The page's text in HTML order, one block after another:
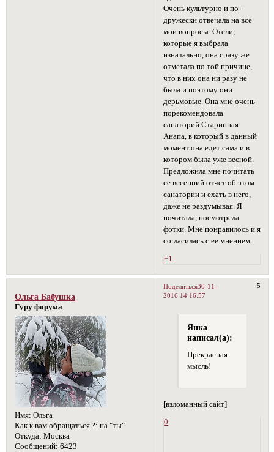
Очень культурно и по-
дружески отвечала на все
мои вопросы. Отели,
которые я выбрала
изначально, она сразу же
отметала по той причине,
что в них она ни разу не
была и поэтому они
дерьмовые. Она мне очень
порекомендовала
санаторий Старинная
Анапа, в который в данный
момент она едет сама и в
котором была уже весной.
Предложила мне почитать
ее весенний отчет об этом
санатории и ехать в него,
даже не раздумывая. Я
почитала, посмотрела
фотки. Мне понравилось и я
согласилась с ее мнением.
+1
Поделиться 5
30-11-
2016 14:16:57
Ольга Бабушка
Гуру форума
Имя: Ольга
Как к вам обращаться ?: на "ты"
Откуда: Москва
Сообщений: 6423
Янка
написал(а):
Прекрасная
мысль!
[взломанный сайт]
0